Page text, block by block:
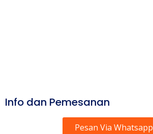
Info dan Pemesanan
Pesan Via Whatsapp